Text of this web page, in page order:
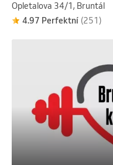
Opletalova 34/1, Bruntál
4.97 Perfektní (251)